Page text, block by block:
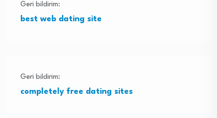
Geri bildirim:
best web dating site
Geri bildirim:
completely free dating sites